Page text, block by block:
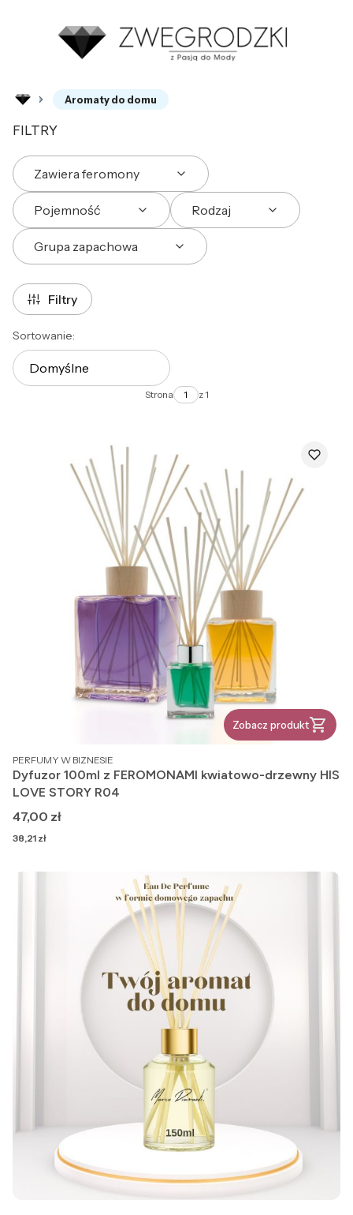
Aromaty do domu
FILTRY
Zawiera feromony
Pojemność Rodzaj
Grupa zapachowa
Koniec filtrów
Filtry
Lista produktów
Sortowanie:
Domyślne
Strona z 1
Zobacz produkt
PRODUCENT
PERFUMY W BIZNESIE
Dyfuzor 100ml z FEROMONAMI kwiatowo-drzewny HIS
LOVE STORY R04
Cena
47,00 zł
Cena
38,21 zł